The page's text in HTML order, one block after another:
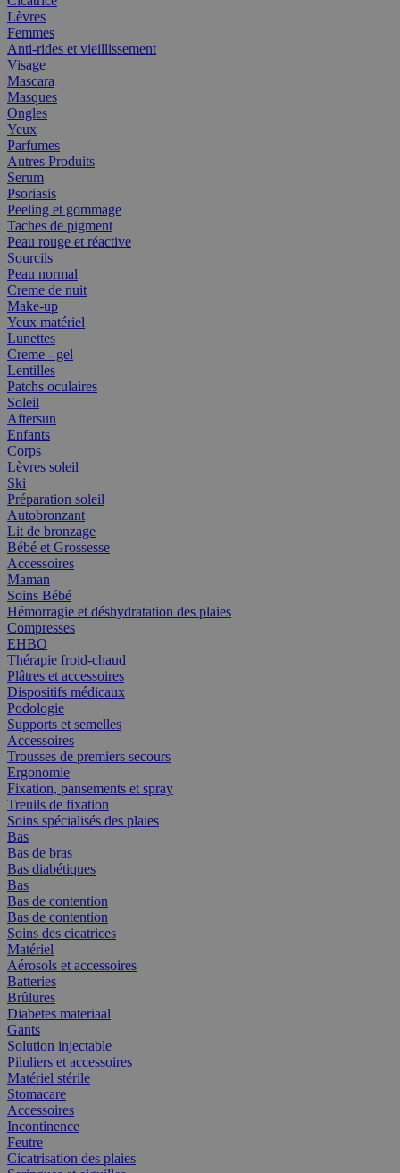
Lèvres
Femmes
Anti-rides et vieillissement
Visage
Mascara
Masques
Ongles
Yeux
Parfumes
Autres Produits
Serum
Psoriasis
Peeling et gommage
Taches de pigment
Peau rouge et réactive
Sourcils
Peau normal
Creme de nuit
Make-up
Yeux matériel
Lunettes
Creme - gel
Lentilles
Patchs oculaires
Soleil
Aftersun
Enfants
Corps
Lèvres soleil
Ski
Préparation soleil
Autobronzant
Lit de bronzage
Bébé et Grossesse
Accessoires
Maman
Soins Bébé
Hémorragie et déshydratation des plaies
Compresses
EHBO
Thérapie froid-chaud
Plâtres et accessoires
Dispositifs médicaux
Podologie
Supports et semelles
Accessoires
Trousses de premiers secours
Ergonomie
Fixation, pansements et spray
Treuils de fixation
Soins spécialisés des plaies
Bas
Bas de bras
Bas diabétiques
Bas
Bas de contention
Bas de contention
Soins des cicatrices
Matériel
Aérosols et accessoires
Batteries
Brûlures
Diabetes materiaal
Gants
Solution injectable
Piluliers et accessoires
Matériel stérile
Stomacare
Accessoires
Incontinence
Feutre
Cicatrisation des plaies